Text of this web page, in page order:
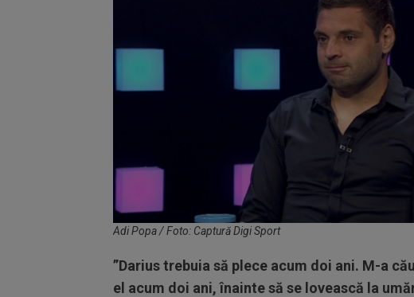
Adi Popa / Foto: Captură Digi Sport
”Darius trebuia să plece acum doi ani. M-a
el acum doi ani, înainte să se lovească la